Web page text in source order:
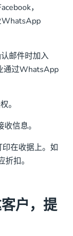
，
WhatsApp
邮件时加入
通过WhatsApp
。
信息。
在收据上。如
扣。
户，提